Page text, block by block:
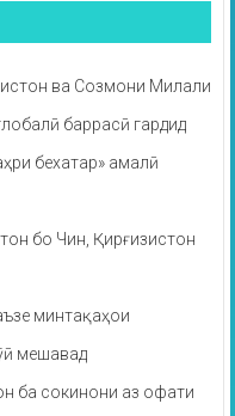
ва Созмони Милали
баррасӣ гардид
бехатар» амалӣ
бо Чин, Қирғизистон
минтақаҳои
мешавад
ба сокинони аз офати